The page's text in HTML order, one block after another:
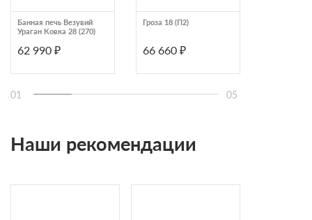
Банная печь Везувий
Ураган Ковка 28 (270)
62 990 ₽
Гроза 18 (П2)
66 660 ₽
01 05
Наши рекомендации